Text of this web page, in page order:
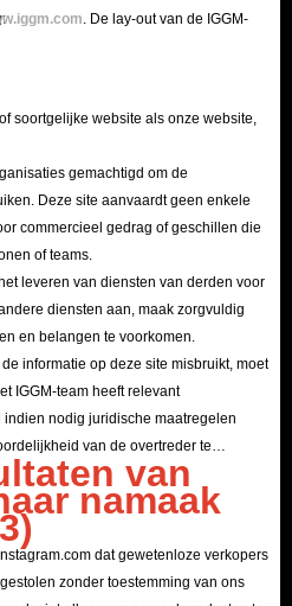
manier is om een ​​beetje echt
oplevert.
of een beginner die net in contact is
noodzakelijk om van tevoren The
spelervaring te verbeteren.
Gold Coins op
in en ga naar de pagina met te koop
dat u nodig hebt en klik op Nu
leveringsinformatie in.
. De lay-out van de IGGM-
soortgelijke website als onze website,
gemachtigd om de
Deze site aanvaardt geen enkele
commercieel gedrag of geschillen die
of teams.
leveren van diensten van derden voor
diensten aan, maak zorgvuldig
en belangen te voorkomen.
informatie op deze site misbruikt, moet
IGGM-team heeft relevant
nodig juridische maatregelen
van de overtreder te
van
namaak
dat gewetenloze verkopers
zonder toestemming van ons